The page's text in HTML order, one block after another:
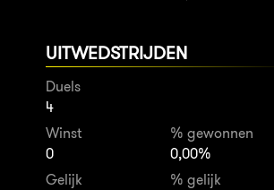
UITWEDSTRIJDEN
Duels
4
Winst
0
% gewonnen
0,00%
Gelijk
% gelijk